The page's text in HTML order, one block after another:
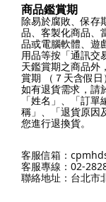
商品鑑賞期
除易於腐敗、保存
品、客製化商品、
品或電腦軟體、遊
用品等按「通訊交
天鑑賞期之商品外
賞期 （７天含假日
如有退貨需求，請
「姓名」、「訂
稱」、「退貨原因
您進行退換貨。
客服信箱：
客服專線：02-
聯絡地址：台北市